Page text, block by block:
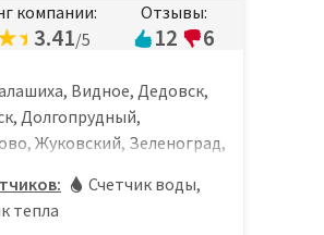
компании:
3.41/5
Отзывы:
12 6
Видное, Дедовск,
Долгопрудный,
Жуковский, Зеленоград,
Лобня, Лыткарино,
Московская
Счетчик воды,
тепла